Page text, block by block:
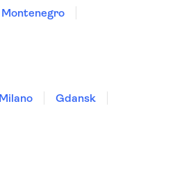
Montenegro
Milano
Gdansk